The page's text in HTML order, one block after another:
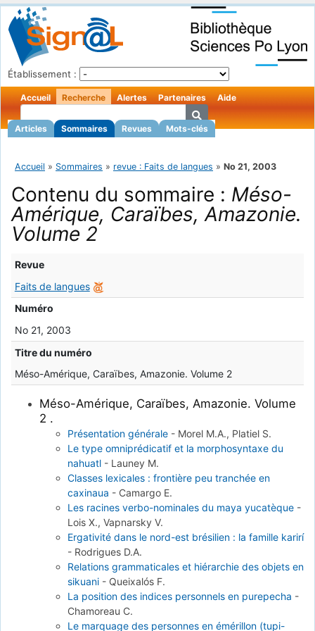
Établissement :
Accueil Recherche
Articles Sommaires Revues Mots-clés
Alertes Partenaires Aide
Accueil » Sommaires » revue : Faits de langues » No 21, 2003
Contenu du sommaire : Méso-
Amérique, Caraïbes, Amazonie.
Volume 2
Revue
Faits de langues
Numéro
No 21, 2003
Titre du numéro
Méso-Amérique, Caraïbes, Amazonie. Volume 2
Méso-Amérique, Caraïbes, Amazonie. Volume
2 .
Présentation générale - Morel M.A., Platiel S.
Le type omniprédicatif et la morphosyntaxe du
nahuatl - Launey M.
Classes lexicales : frontière peu tranchée en
caxinaua - Camargo E.
Les racines verbo-nominales du maya yucatèque -
Lois X., Vapnarsky V.
Ergativité dans le nord-est brésilien : la famille karirí
- Rodrigues D.A.
Relations grammaticales et hiérarchie des objets en
sikuani - Queixalós F.
La position des indices personnels en purepecha -
Chamoreau C.
Le marquage des personnes en émérillon (tupi-